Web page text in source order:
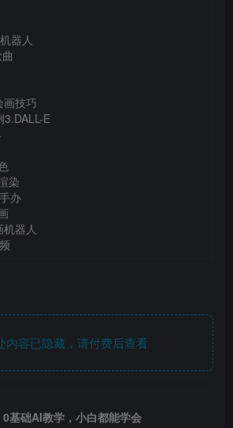
器人
画技巧
E
染
办
器人
容已隐藏，请付费后查看
基础AI教学，小白都能学会